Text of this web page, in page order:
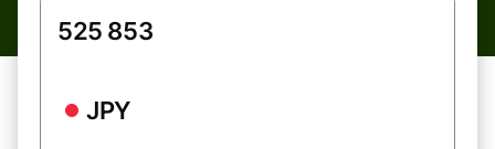
JPY